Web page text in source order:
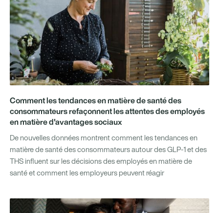
Comment les tendances en matière de santé des
consommateurs refaçonnent les attentes des employés
en matière d'avantages sociaux
De nouvelles données montrent comment les tendances en
matière de santé des consommateurs autour des GLP-1 et des
THS influent sur les décisions des employés en matière de
santé et comment les employeurs peuvent réagir